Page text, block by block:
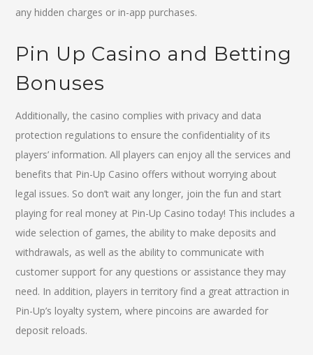
any hidden charges or in-app purchases.
Pin Up Casino and Betting
Bonuses
Additionally, the casino complies with privacy and data
protection regulations to ensure the confidentiality of its
players’ information. All players can enjoy all the services and
benefits that Pin-Up Casino offers without worrying about
legal issues. So don’t wait any longer, join the fun and start
playing for real money at Pin-Up Casino today! This includes a
wide selection of games, the ability to make deposits and
withdrawals, as well as the ability to communicate with
customer support for any questions or assistance they may
need. In addition, players in territory find a great attraction in
Pin-Up’s loyalty system, where pincoins are awarded for
deposit reloads.